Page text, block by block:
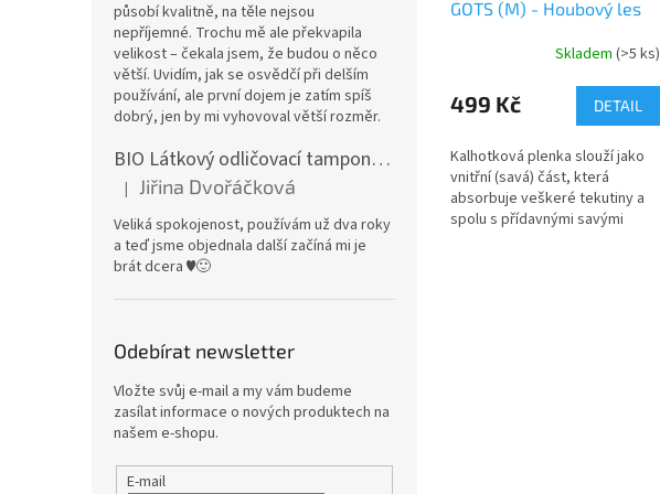
působí kvalitně, na těle nejsou
nepříjemné. Trochu mě ale překvapila
velikost – čekala jsem, že budou o něco
větší. Uvidím, jak se osvědčí při delším
používání, ale první dojem je zatím spíš
dobrý, jen by mi vyhovoval větší rozměr.
BIO Látkový odličovací tamponek: Barevné bambusovo-biobavlněné froté
Hodnocení produktu je 5 z 5 hvězdiček.
| Jiřina Dvořáčková
Veliká spokojenost, používám už dva roky
a teď jsme objednala další začíná mi je
brát dcera ♥️🙂
Odebírat newsletter
Vložte svůj e-mail a my vám budeme
zasílat informace o nových produktech na
našem e-shopu.
E-mail
GOTS (M) - Houbový les
Skladem (>5 ks)
499 Kč DETAIL
Kalhotková plenka slouží jako
vnitřní (savá) část, která
absorbuje veškeré tekutiny a
spolu s přídavnými savými